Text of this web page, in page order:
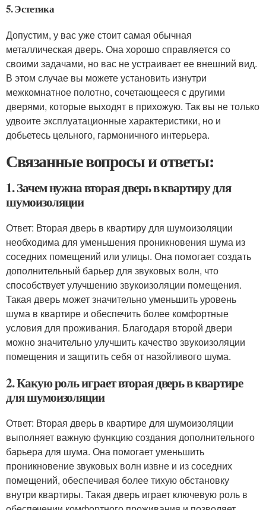
5. Эстетика
Допустим, у вас уже стоит самая обычная
металлическая дверь. Она хорошо справляется со
своими задачами, но вас не устраивает ее внешний вид.
В этом случае вы можете установить изнутри
межкомнатное полотно, сочетающееся с другими
дверями, которые выходят в прихожую. Так вы не только
удвоите эксплуатационные характеристики, но и
добьетесь цельного, гармоничного интерьера.
Связанные вопросы и ответы:
1. Зачем нужна вторая дверь в квартиру для
шумоизоляции
Ответ: Вторая дверь в квартиру для шумоизоляции
необходима для уменьшения проникновения шума из
соседних помещений или улицы. Она помогает создать
дополнительный барьер для звуковых волн, что
способствует улучшению звукоизоляции помещения.
Такая дверь может значительно уменьшить уровень
шума в квартире и обеспечить более комфортные
условия для проживания. Благодаря второй двери
можно значительно улучшить качество звукоизоляции
помещения и защитить себя от назойливого шума.
2. Какую роль играет вторая дверь в квартире
для шумоизоляции
Ответ: Вторая дверь в квартире для шумоизоляции
выполняет важную функцию создания дополнительного
барьера для шума. Она помогает уменьшить
проникновение звуковых волн извне и из соседних
помещений, обеспечивая более тихую обстановку
внутри квартиры. Такая дверь играет ключевую роль в